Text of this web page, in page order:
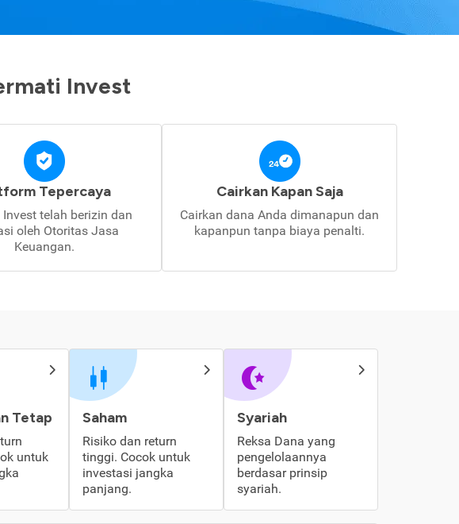
Invest
Tepercaya
Invest telah berizin dan
oleh Otoritas Jasa
Keuangan.
Cairkan Kapan Saja
Cairkan dana Anda dimanapun dan
kapanpun tanpa biaya penalti.
Tetap
untuk
Saham
Risiko dan return
tinggi. Cocok untuk
investasi jangka
panjang.
Syariah
Reksa Dana yang
pengelolaannya
berdasar prinsip
syariah.